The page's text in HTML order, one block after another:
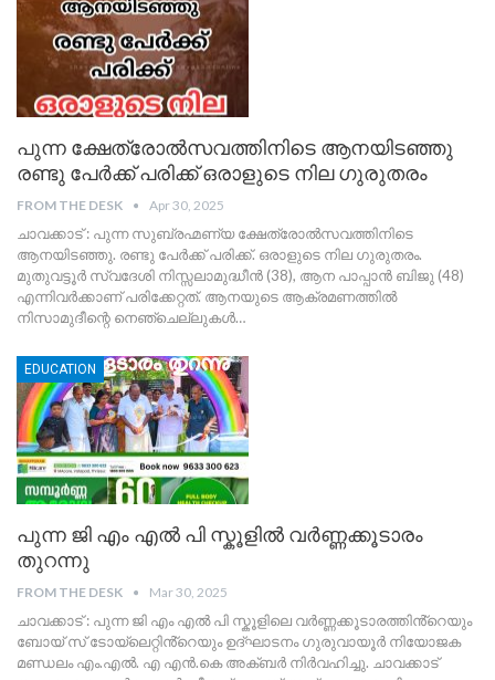
പുന്ന ക്ഷേത്രോൽസവത്തിനിടെ ആനയിടഞ്ഞു
രണ്ടു പേർക്ക് പരിക്ക് ഒരാളുടെ നില ഗുരുതരം
FROM THE DESK Apr 30, 2025
ചാവക്കാട് : പുന്ന സുബ്രഹ്മണ്യ ക്ഷേത്രോൽസവത്തിനിടെ
ആനയിടഞ്ഞു. രണ്ടു പേർക്ക് പരിക്ക്. ഒരാളുടെ നില ഗുരുതരം.
മുതുവട്ടൂർ സ്വദേശി നിസ്സലാമുദ്ധീൻ (38), ആന പാപ്പാൻ ബിജു (48)
എന്നിവർക്കാണ് പരിക്കേറ്റത്. ആനയുടെ ആക്രമണത്തിൽ
നിസാമുദീന്റെ നെഞ്ചെല്ലുകൾ…
EDUCATION
പുന്ന ജി എം എൽ പി സ്കൂളിൽ വർണ്ണക്കൂടാരം
തുറന്നു
FROM THE DESK Mar 30, 2025
ചാവക്കാട് : പുന്ന ജി എം എൽ പി സ്കൂളിലെ വർണ്ണക്കൂടാരത്തിൻ്റെയും
ബോയ് സ് ടോയ്ലെറ്റിൻ്റെയും ഉദ്ഘാടനം ഗുരുവായൂർ നിയോജക
മണ്ഡലം എം.എൽ. എ എൻ.കെ അക്ബർ നിർവഹിച്ചു. ചാവക്കാട്